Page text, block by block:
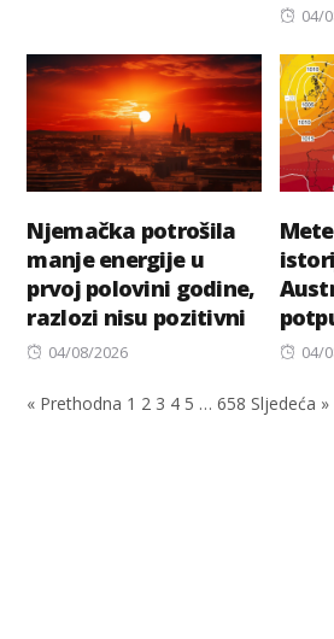
04/
Njemačka potrošila
manje energije u
prvoj polovini godine,
razlozi nisu pozitivni
Posted
04/08/2026 04/
« Prethodna 1 2 3 4 5 … 658 Sljedeća »